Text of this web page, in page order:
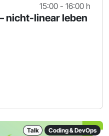
15:00 - 16:00 h
nicht-linear leben
Talk Coding & DevOps